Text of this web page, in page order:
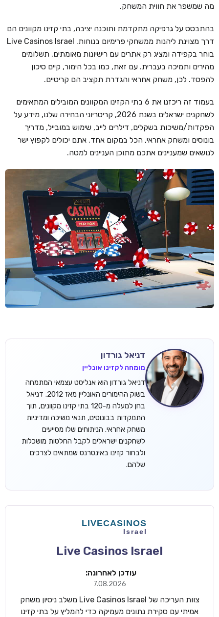
מה שמשפר את חווית המשחק.
בהתבסס על גרפיקה מתקדמת ותוכנה יציבה, בתי קזינו מקוונים הם
דרך מצוינת ליהנות ממשחקי פרימיום בנוחות. Live Casinos Israel
בוחר בקפידה ומציג רק אתרים עם רישיונות מאומתים, תשלומים
מהירים ותמיכה בעברית. עם זאת, כמו בכל הימור, קיים סיכון
להפסד. לכן, משחק אחראי והגדרת תקציב הם קריטיים.
בעמוד זה ריכזנו את 6 בתי הקזינו המקוונים המובילים המתאימים
לשחקנים ישראלים בשנת 2026, קריטריוני הבחירה שלנו, מידע על
הפקדות/משיכות בשקלים, דילרים לייב, שימוש במובייל, מדריך
בונוסים ומשחק אחראי, הכל במקום אחד. אתם יכולים לקפוץ ישר
לנושאים שמעניינים אתכם מתוכן העניינים למטה.
דניאל גורדון
מומחה לקזינו אונליין
דניאל גורדון הוא אנליסט עצמאי המתמחה
בשוק ההימורים האונליין מאז 2012. דניאל
בחן למעלה מ-120 בתי קזינו מקוונים, תוך
התמקדות בבונוסים, תנאי משיכה ומדיניות
משחק אחראי. הניתוחים שלו מסייעים
לשחקנים ישראלים לקבל החלטות מושכלות
ולבחור קזינו באינטרנט שמתאים לצרכים
שלהם.
Live Casinos Israel
עודכן לאחרונה:
7.08.2026
צוות העריכה של Live Casinos Israel משלב ניסיון משחק
אמיתי עם סקירת נתונים מעמיקה כדי להמליץ על בתי קזינו